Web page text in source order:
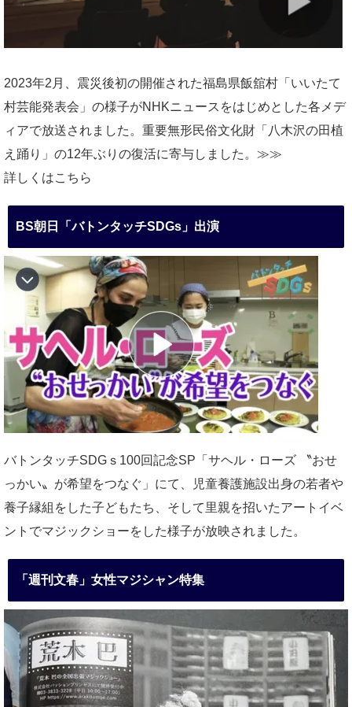
2023年2月、震災後初の開催された福島県飯舘村「いいたて
村芸能発表会」の様子がNHKニュースをはじめとした各メデ
ィアで放送されました。重要無形民俗文化財「八木沢の田植
え踊り」の12年ぶりの復活に寄与しました。≫≫
詳しくはこちら
BS朝日「バトンタッチSDGs」出演
バトンタッチSDGｓ100回記念SP「サヘル・ローズ 〝おせ
っかい〟が希望をつなぐ」にて、児童養護施設出身の若者や
養子縁組をした子どもたち、そして里親を招いたアートイベ
ントでマジックショーをした様子が放映されました。
「週刊文春」女性マジシャン特集